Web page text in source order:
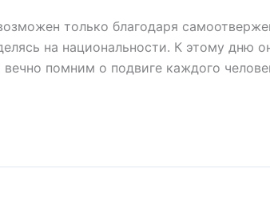
только благодаря
на национальности. К этому дню
помним о подвиге каждого